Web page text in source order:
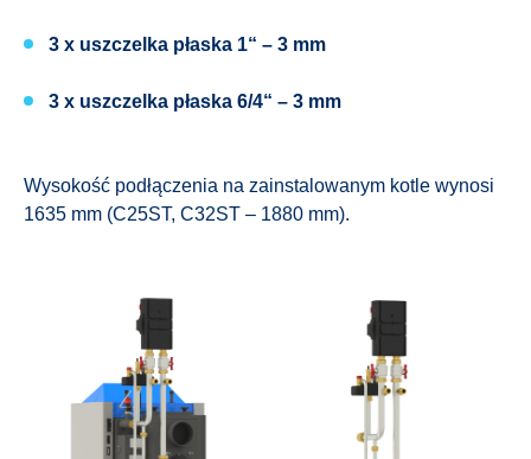
3 x uszczelka płaska 1“ – 3 mm
3 x uszczelka płaska 6/4“ – 3 mm
Wysokość podłączenia na zainstalowanym kotle wynosi
1635 mm (C25ST, C32ST – 1880 mm).